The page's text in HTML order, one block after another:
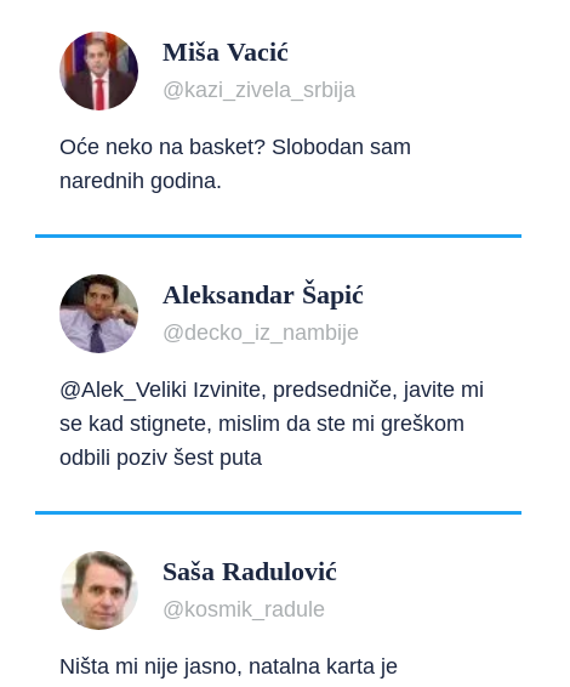
Miša Vacić
@kazi_zivela_srbija
Oće neko na basket? Slobodan sam
narednih godina.
Aleksandar Šapić
@decko_iz_nambije
@Alek_Veliki Izvinite, predsedniče, javite mi
se kad stignete, mislim da ste mi greškom
odbili poziv šest puta
Saša Radulović
@kosmik_radule
Ništa mi nije jasno, natalna karta je